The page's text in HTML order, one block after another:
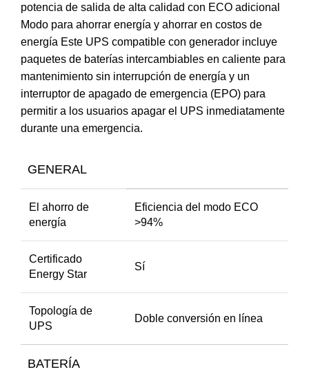
potencia de salida de alta calidad con ECO adicional
Modo para ahorrar energía y ahorrar en costos de
energía Este UPS compatible con generador incluye
paquetes de baterías intercambiables en caliente para
mantenimiento sin interrupción de energía y un
interruptor de apagado de emergencia (EPO) para
permitir a los usuarios apagar el UPS inmediatamente
durante una emergencia.
GENERAL
El ahorro de
energía
Eficiencia del modo ECO
>94%
Certificado
Energy Star
Sí
Topología de
UPS
Doble conversión en línea
BATERÍA